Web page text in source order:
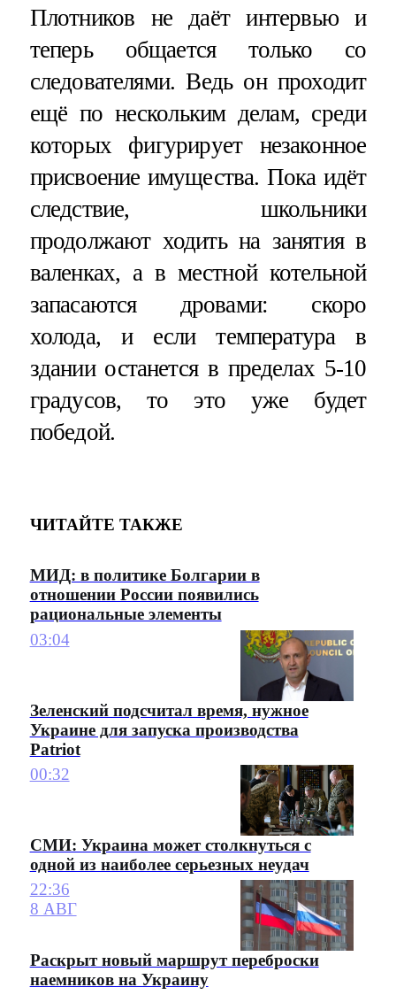
Плотников не даёт интервью и
теперь общается только со
следователями. Ведь он проходит
ещё по нескольким делам, среди
которых фигурирует незаконное
присвоение имущества. Пока идёт
следствие, школьники
продолжают ходить на занятия в
валенках, а в местной котельной
запасаются дровами: скоро
холода, и если температура в
здании останется в пределах 5-10
градусов, то это уже будет
победой.
ЧИТАЙТЕ ТАКЖЕ
МИД: в политике Болгарии в
отношении России появились
рациональные элементы
03:04
Зеленский подсчитал время, нужное
Украине для запуска производства
Patriot
00:32
СМИ: Украина может столкнуться с
одной из наиболее серьезных неудач
22:36
8 АВГ
Раскрыт новый маршрут переброски
наемников на Украину